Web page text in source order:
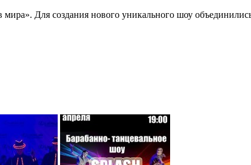
Для создания нового уникального шоу